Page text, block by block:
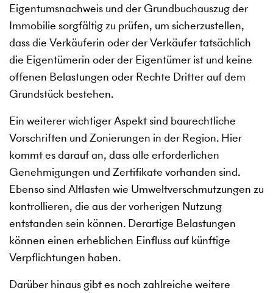
Eigentumsnachweis und der Grundbuchauszug der
Immobilie sorgfältig zu prüfen, um sicherzustellen,
dass die Verkäuferin oder der Verkäufer tatsächlich
die Eigentümerin oder der Eigentümer ist und keine
offenen Belastungen oder Rechte Dritter auf dem
Grundstück bestehen.
Ein weiterer wichtiger Aspekt sind baurechtliche
Vorschriften und Zonierungen in der Region. Hier
kommt es darauf an, dass alle erforderlichen
Genehmigungen und Zertifikate vorhanden sind.
Ebenso sind Altlasten wie Umweltverschmutzungen zu
kontrollieren, die aus der vorherigen Nutzung
entstanden sein können. Derartige Belastungen
können einen erheblichen Einfluss auf künftige
Verpflichtungen haben.
Darüber hinaus gibt es noch zahlreiche weitere